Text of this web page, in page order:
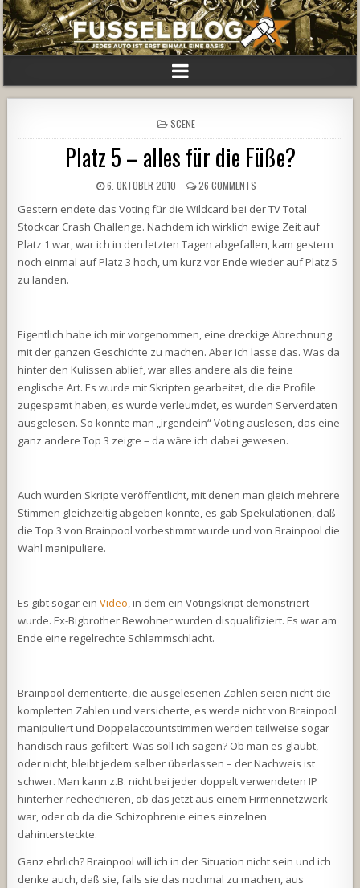
POSTED
IN
SCENE
Platz 5 – alles für die Füße?
6. OKTOBER 2010 26 COMMENTS
Gestern endete das Voting für die Wildcard bei der TV Total
Stockcar Crash Challenge. Nachdem ich wirklich ewige Zeit auf
Platz 1 war, war ich in den letzten Tagen abgefallen, kam gestern
noch einmal auf Platz 3 hoch, um kurz vor Ende wieder auf Platz 5
zu landen.
Eigentlich habe ich mir vorgenommen, eine dreckige Abrechnung
mit der ganzen Geschichte zu machen. Aber ich lasse das. Was da
hinter den Kulissen ablief, war alles andere als die feine
englische Art. Es wurde mit Skripten gearbeitet, die die Profile
zugespamt haben, es wurde verleumdet, es wurden Serverdaten
ausgelesen. So konnte man „irgendein“ Voting auslesen, das eine
ganz andere Top 3 zeigte – da wäre ich dabei gewesen.
Auch wurden Skripte veröffentlicht, mit denen man gleich mehrere
Stimmen gleichzeitig abgeben konnte, es gab Spekulationen, daß
die Top 3 von Brainpool vorbestimmt wurde und von Brainpool die
Wahl manipuliere.
Es gibt sogar einVideo, in dem ein Votingskript demonstriert
wurde. Ex-Bigbrother Bewohner wurden disqualifiziert. Es war am
Ende eine regelrechte Schlammschlacht.
Brainpool dementierte, die ausgelesenen Zahlen seien nicht die
kompletten Zahlen und versicherte, es werde nicht von Brainpool
manipuliert und Doppelaccountstimmen werden teilweise sogar
händisch raus gefiltert. Was soll ich sagen? Ob man es glaubt,
oder nicht, bleibt jedem selber überlassen – der Nachweis ist
schwer. Man kann z.B. nicht bei jeder doppelt verwendeten IP
hinterher rechechieren, ob das jetzt aus einem Firmennetzwerk
war, oder ob da die Schizophrenie eines einzelnen
dahintersteckte.
Ganz ehrlich? Brainpool will ich in der Situation nicht sein und ich
denke auch, daß sie, falls sie das nochmal zu machen, aus